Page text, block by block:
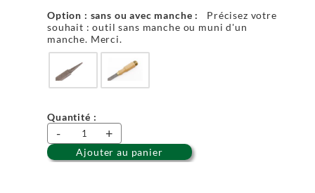
Option : sans ou avec manche :
Précisez votre
souhait : outil sans manche ou muni d'un
manche. Merci.
Quantité :
- +
Ajouter au panier